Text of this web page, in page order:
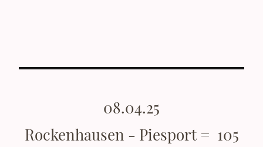
08.04.25
Rockenhausen - Piesport = 105